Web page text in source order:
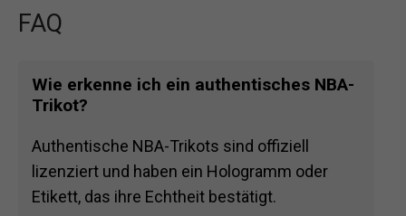
FAQ
Wie erkenne ich ein authentisches NBA-
Trikot?
Authentische NBA-Trikots sind offiziell
lizenziert und haben ein Hologramm oder
Etikett, das ihre Echtheit bestätigt.